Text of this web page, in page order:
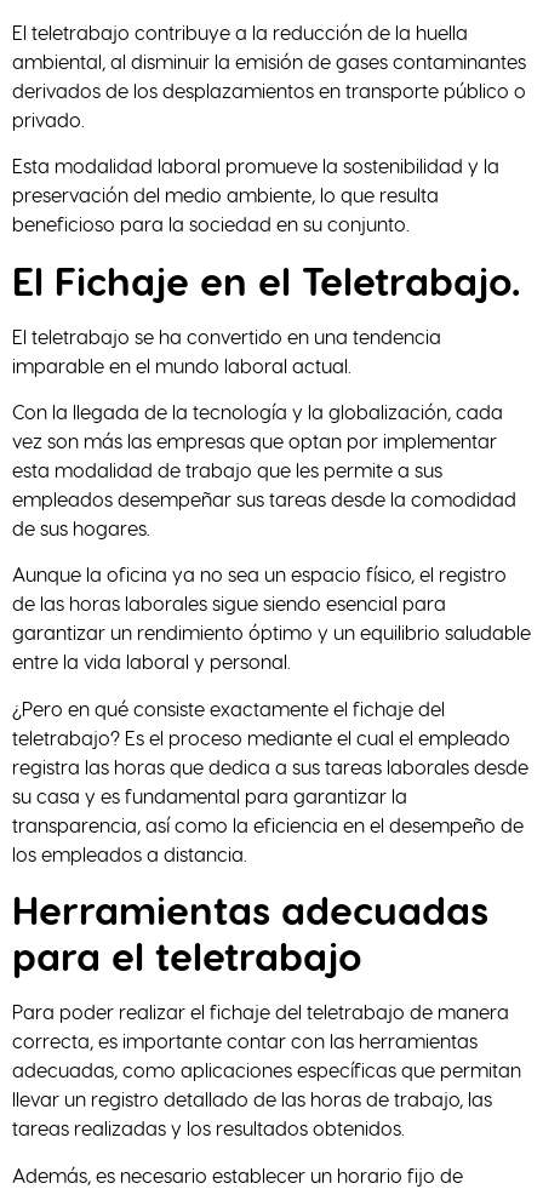
El teletrabajo contribuye a la reducción de la huella
ambiental, al disminuir la emisión de gases contaminantes
derivados de los desplazamientos en transporte público o
privado.
Esta modalidad laboral promueve la sostenibilidad y la
preservación del medio ambiente, lo que resulta
beneficioso para la sociedad en su conjunto.
El Fichaje en el Teletrabajo.
El teletrabajo se ha convertido en una tendencia
imparable en el mundo laboral actual.
Con la llegada de la tecnología y la globalización, cada
vez son más las empresas que optan por implementar
esta modalidad de trabajo que les permite a sus
empleados desempeñar sus tareas desde la comodidad
de sus hogares.
Aunque la oficina ya no sea un espacio físico, el registro
de las horas laborales sigue siendo esencial para
garantizar un rendimiento óptimo y un equilibrio saludable
entre la vida laboral y personal.
¿Pero en qué consiste exactamente el fichaje del
teletrabajo? Es el proceso mediante el cual el empleado
registra las horas que dedica a sus tareas laborales desde
su casa y es fundamental para garantizar la
transparencia, así como la eficiencia en el desempeño de
los empleados a distancia.
Herramientas adecuadas
para el teletrabajo
Para poder realizar el fichaje del teletrabajo de manera
correcta, es importante contar con las herramientas
adecuadas, como aplicaciones específicas que permitan
llevar un registro detallado de las horas de trabajo, las
tareas realizadas y los resultados obtenidos.
Además, es necesario establecer un horario fijo de